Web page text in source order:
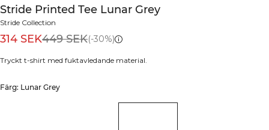
Stride Printed Tee Lunar Grey
Stride Collection
314 SEK449 SEK(-30%)
Tryckt t-shirt med fuktavledande material.
Färg: Lunar Grey